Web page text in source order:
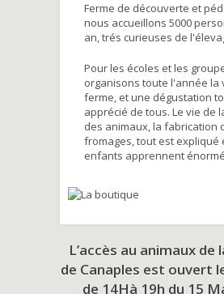
Ferme de découverte et
nous accueillons 5000
an, trés curieuses de
Pour les écoles et les
organisons toute l'année la
ferme, et une dégustation
apprécié de tous. Le vie de
des animaux, la fabrication
fromages, tout est expliqué
enfants apprennent
L’accès au animaux de
de Canaples est ouvert
de 14Hà 19h du 15